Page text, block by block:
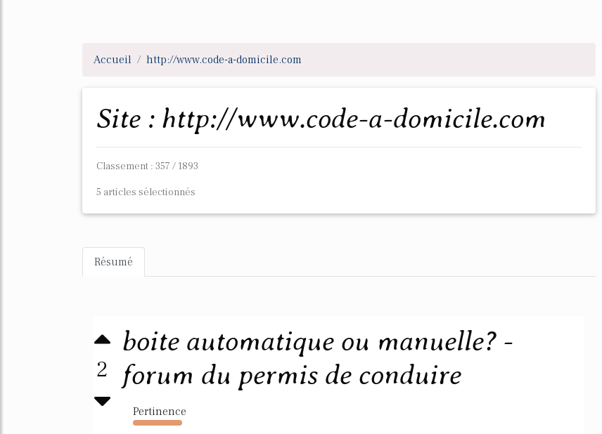
Accueil http://www.code-a-domicile.com
Site : http://www.code-a-domicile.com
Classement : 357 / 1893
5 articles sélectionnés
Résumé
2
boite automatique ou manuelle? -
forum du permis de conduire
Pertinence
164%